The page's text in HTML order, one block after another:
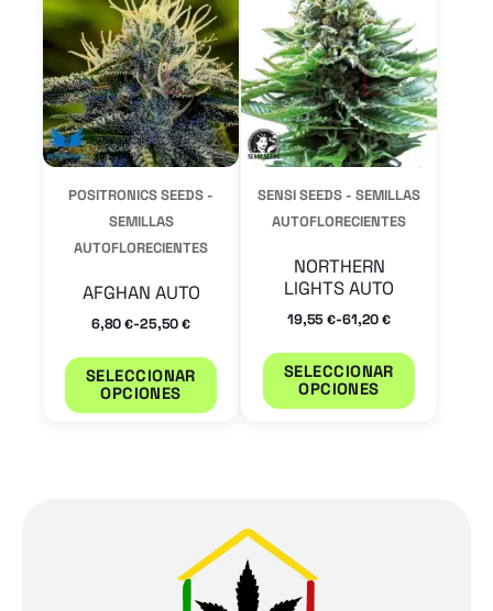
POSITRONICS SEEDS -
SEMILLAS
AUTOFLORECIENTES
AFGHAN AUTO
6,80€-25,50€
SELECCIONAR
OPCIONES
tiene
múltiples
variantes.
Las
opciones
pueden
página
producto
SENSI SEEDS - SEMILLAS
AUTOFLORECIENTES
NORTHERN
LIGHTS AUTO
19,55€-61,20€
SELECCIONAR
OPCIONES
tiene
Las
se